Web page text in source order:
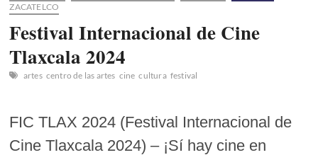
ZACATELCO
Festival Internacional de Cine
Tlaxcala 2024
artes centro de las artes cine cultura festival
FIC TLAX 2024 (Festival Internacional de
Cine Tlaxcala 2024) – ¡Sí hay cine en